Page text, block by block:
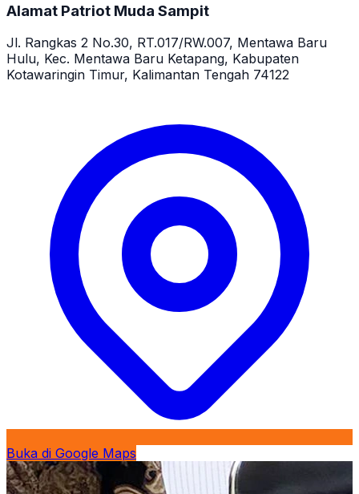
Alamat Patriot Muda Sampit
Jl. Rangkas 2 No.30, RT.017/RW.007, Mentawa Baru
Hulu, Kec. Mentawa Baru Ketapang, Kabupaten
Kotawaringin Timur, Kalimantan Tengah 74122
Buka di Google Maps